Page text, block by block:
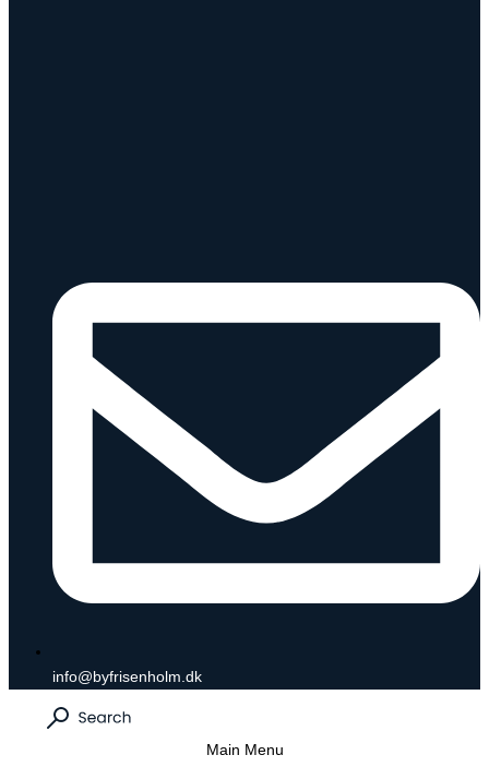
info@byfrisenholm.dk
Main Menu